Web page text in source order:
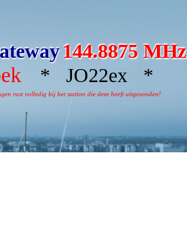
144.8875 MHz
* JO22ex *
rust volledig bij het station die deze heeft uitgezonden!